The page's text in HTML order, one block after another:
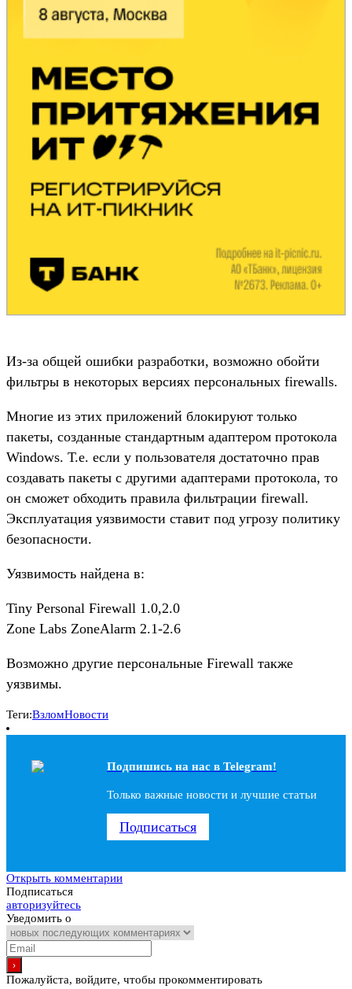
Из-за общей ошибки разработки, возможно обойти
фильтры в некоторых версиях персональных firewalls.
Многие из этих приложений блокируют только
пакеты, созданные стандартным адаптером протокола
Windows. Т.е. если у пользователя достаточно прав
создавать пакеты с другими адаптерами протокола, то
он сможет обходить правила фильтрации firewall.
Эксплуатация уязвимости ставит под угрозу политику
безопасности.
Уязвимость найдена в:
Tiny Personal Firewall 1.0,2.0
Zone Labs ZoneAlarm 2.1-2.6
Возможно другие персональные Firewall также
уязвимы.
Теги:ВзломНовости
Подпишись на наc в Telegram!
Только важные новости и лучшие статьи
Подписаться
Открыть комментарии
Подписаться
авторизуйтесь
Уведомить о
Пожалуйста, войдите, чтобы прокомментировать